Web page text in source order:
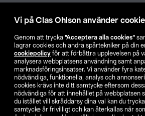
Vi på Clas Ohlson använder
Genom att trycka ”Acceptera alla cookies”
lagrar cookies och andra spårtekniker på din
cookiepolicy för att förbättra upplevelsen på
analysera webbplatsens användning samt
marknadsföringsinsatser. Vi använder fyra
nödvändiga, funktionella, analys och
cookies krävs inte ditt samtycke eftersom
nödvändiga för att innehållet på webbplatsen
du istället vill skräddarsy dina val kan du
samtycke är frivilligt och kan återkallas när
Hitta butik
SE NO FI